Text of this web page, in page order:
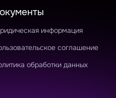
информация
соглашение
обработки данных